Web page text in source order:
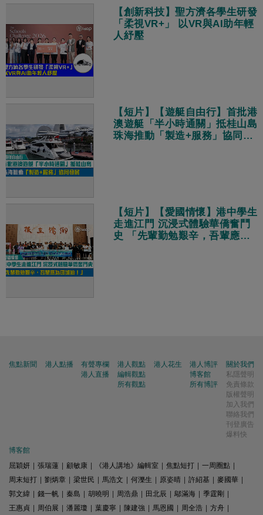
【創新科技】聖方濟各學生研發
「柔視VR+」 以VR與AI助年輕
人紓壓
【短片】【遊艇自由行】首批港
澳遊艇「半小時通關」抵桂山島
珠海推動「製造+服務」協同發
【短片】【愛國情懷】港中學生
走進江門 沉浸式體驗華僑奮鬥
史 「先輩勤勉艱辛，吾輩應為
焦點新聞 港人點播
有聲專欄
港人直播
港人觀點
編輯觀點
所有觀點
港人花生
港人博評
博客館
所有博評
關於我們
私隱聲明
免責條款
版權聲明
加入我們
聯絡我們
刊登廣告
爆料快
博客館
屈穎妍 | 張瑞蓮 | 顧敏康 | 《港人講地》編輯室 | 焦點短打 | 一周圈點 |
周末短打 | 劉炳章 | 梁世民 | 馬浩文 | 何濼生 | 原姿晴 | 許紹基 | 麥國華 |
郭文緯 | 錢一帆 | 秦島 | 胡曉明 | 周浩鼎 | 田北辰 | 鄔滿海 | 季霆剛 |
王惠貞 | 周伯展 | 潘麗瓊 | 葉慶寧 | 陳建強 | 馬恩國 | 周全浩 | 方舟 |